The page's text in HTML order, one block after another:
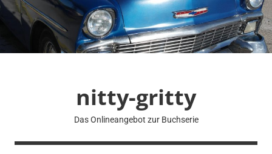
Zum
Inhalt
nitty-gritty
Das Onlineangebot zur Buchserie